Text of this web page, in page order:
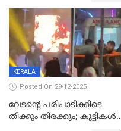
KERALA
Posted On 29-12-2025
വേടന്റെ പരിപാടിക്കിടെ
തിക്കും തിരക്കും; കുട്ടികള്‍